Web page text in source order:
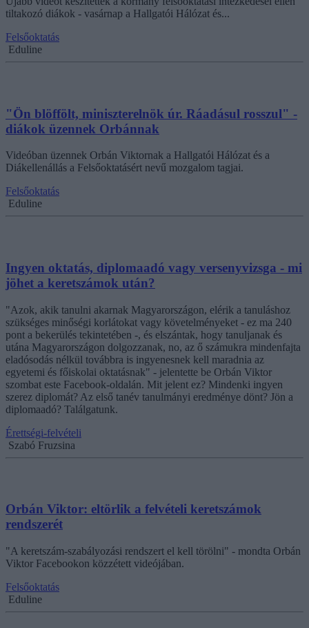
tiltakozó diákok - vasárnap a Hallgatói Hálózat és...
Felsőoktatás
Eduline
"Ön blöffölt, miniszterelnök úr. Ráadásul rosszul" -
diákok üzennek Orbánnak
Videóban üzennek Orbán Viktornak a Hallgatói Hálózat és a
Diákellenállás a Felsőoktatásért nevű mozgalom tagjai.
Felsőoktatás
Eduline
Ingyen oktatás, diplomaadó vagy versenyvizsga - mi
jöhet a keretszámok után?
"Azok, akik tanulni akarnak Magyarországon, elérik a tanuláshoz
szükséges minőségi korlátokat vagy követelményeket - ez ma 240
pont a bekerülés tekintetében -, és elszántak, hogy tanuljanak és
utána Magyarországon dolgozzanak, no, az ő számukra mindenfajta
eladósodás nélkül továbbra is ingyenesnek kell maradnia az
egyetemi és főiskolai oktatásnak" - jelentette be Orbán Viktor
szombat este Facebook-oldalán. Mit jelent ez? Mindenki ingyen
szerez diplomát? Az első tanév tanulmányi eredménye dönt? Jön a
diplomaadó? Találgatunk.
Érettségi-felvételi
Szabó Fruzsina
Orbán Viktor: eltörlik a felvételi keretszámok
rendszerét
"A keretszám-szabályozási rendszert el kell törölni" - mondta Orbán
Viktor Facebookon közzétett videójában.
Felsőoktatás
Eduline